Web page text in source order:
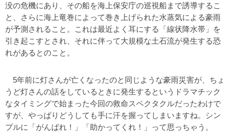
没の危機にあり、その船を海上保安庁の巡視船まで誘導するこ
と、さらに海上竜巻によって巻き上げられた水蒸気による豪雨
が予測されること。これは最近よく耳にする「線状降水帯」を
引き起こすとされ、それに伴って大規模な土石流が発生する恐
れがあるとのこと。
5年前に灯さんが亡くなったのと同じような豪雨災害が、ちょ
うど灯さんの話をしているときに発生するというドラマチック
なタイミングで始まった今回の救命スペクタクルだったわけで
すが、やっぱりどうしても手に汗を握ってしまいますね。シン
プルに「がんばれ！」「助かってくれ！」って思っちゃう。